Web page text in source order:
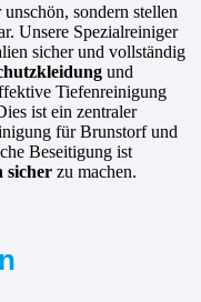
sondern stellen
Unsere Spezialreiniger
sicher und vollständig
und
Tiefenreinigung
ist ein zentraler
für Brunstorf und
Beseitigung ist
sicher zu machen.